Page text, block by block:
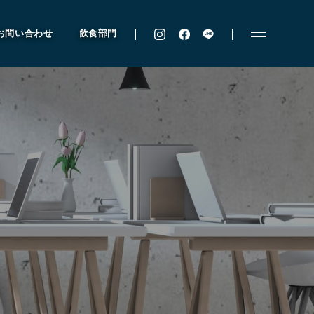
問い合わせ 飲食部門